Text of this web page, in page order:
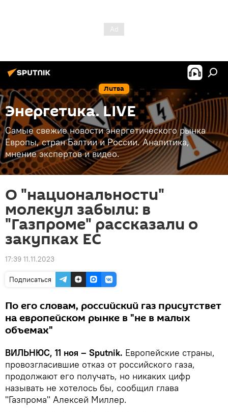
Литва
Энергетика. LIVE
Самые свежие новости энергетического рынка
Европы, стран Балтии и России. Аналитика,
мнение экспертов и видео.
О "национальности"
молекул забыли: в
"Газпроме" рассказали о
закупках ЕС
17:39 11.11.2023
Подписаться
По его словам, российский газ присутствет
на европейском рынке в "не в малых
объемах"
ВИЛЬНЮС, 11 ноя – Sputnik. Европейские страны,
провозгласившие отказ от российского газа,
продолжают его получать, но никаких цифр
называть не хотелось бы, сообщил глава
"Газпрома" Алексей Миллер.